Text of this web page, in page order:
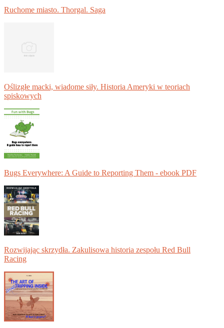
Ruchome miasto. Thorgal. Saga
Oślizgłe macki, wiadome siły. Historia Ameryki w teoriach
spiskowych
Bugs Everywhere: A Guide to Reporting Them - ebook PDF
Rozwijając skrzydła. Zakulisowa historia zespołu Red Bull
Racing